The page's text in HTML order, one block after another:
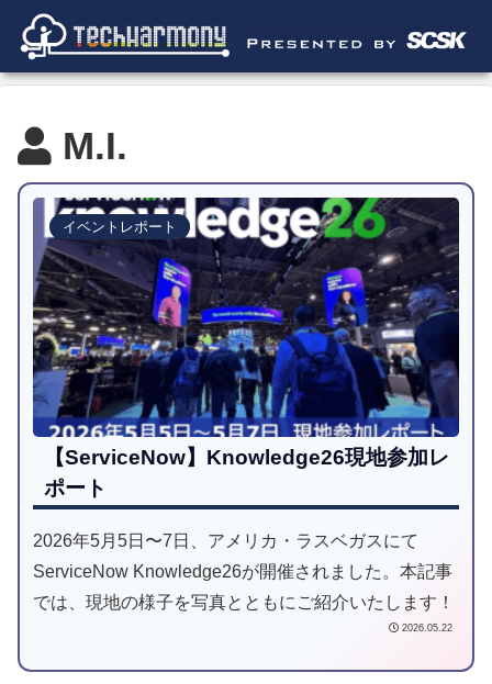
M.I.
イベントレポート
【ServiceNow】Knowledge26現地参加レ
ポート
2026年5月5日〜7日、アメリカ・ラスベガスにて
ServiceNow Knowledge26が開催されました。本記事
では、現地の様子を写真とともにご紹介いたします！
2026.05.22